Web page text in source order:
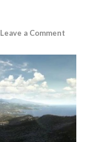
Leave a Comment